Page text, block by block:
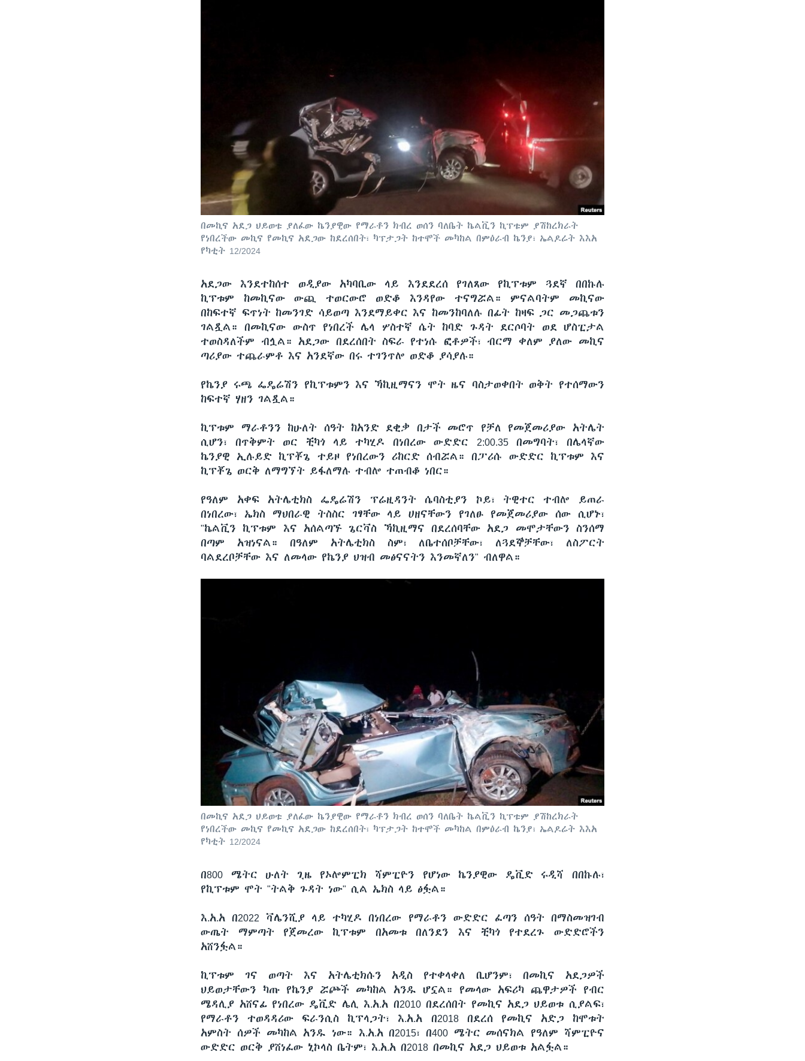
በመኪና አደጋ ህይወቱ ያለፈው ኬንያዊው የማራቶን ክብረ ወሰን ባለቤት ኬልቪን ኪፕቱም ያሽከረክራት
የነበረችው መኪና የመኪና አደጋው ከደረሰበት፣ ካፕታጋት ከተሞች መካከል በምዕራብ ኬንያ፣ ኤልዶሬት እእአ
የካቲት 12/2024
አደጋው እንደተከሰተ ወዲያው አካባቢው ላይ እንደደረሰ የገለጸው የኪፕቱም ጓደኛ በበኩሉ
ኪፕቱም ከመኪናው ውጪ ተወርውሮ ወድቆ እንዳየው ተናግሯል። ምናልባትም መኪናው
በከፍተኛ ፍጥነት ከመንገድ ሳይወጣ እንደማይቀር እና ከመንከባለሉ በፊት ከዛፍ ጋር መጋጨቱን
ገልጿል። በመኪናው ውስጥ የነበረች ሌላ ሦስተኛ ሴት ከባድ ጉዳት ደርሶባት ወደ ሆስፒታል
ተወስዳለችም ብሏል። አደጋው በደረሰበት ስፍራ የተነሱ ፎቶዎች፣ ብርማ ቀለም ያለው መኪና
ጣሪያው ተጨራምቶ እና አንደኛው በሩ ተገንጥሎ ወድቆ ያሳያሉ።
የኬንያ ሩጫ ፌዴሬሽን የኪፕቱምን እና ኻኪዚማናን ሞት ዜና ባስታወቀበት ወቅት የተሰማውን
ከፍተኛ ሃዘን ገልጿል።
ኪፕቱም ማራቶንን ከሁለት ሰዓት ከአንድ ደቂቃ በታች መሮጥ የቻለ የመጀመሪያው አትሌት
ሲሆን፣ በጥቅምት ወር ቺካጎ ላይ ተካሂዶ በነበረው ውድድር 2:00.35 በመግባት፣ በሌላኛው
ኬንያዊ ኢሉይድ ኪፕቾጌ ተይዞ የነበረውን ሪከርድ ሰብሯል። በፓሪሱ ውድድር ኪፕቱም እና
ኪፕቾጌ ወርቅ ለማግኘት ይፋለማሉ ተብሎ ተጠብቆ ነበር።
የዓለም አቀፍ አትሌቲክስ ፌዴሬሽን ፕሬዚዳንት ሴባስቲያን ኮይ፣ ትዊተር ተብሎ ይጠራ
በነበረው፣ ኤክስ ማህበራዊ ትስስር ገፃቸው ላይ ሀዘናቸውን የገለፁ የመጀመሪያው ሰው ሲሆኑ፣
"ኬልቪን ኪፕቱም እና አሰልጣኙ ጌርቫስ ኻኪዚማና በደረሰባቸው አደጋ መሞታቸውን ስንሰማ
በጣም አዝነናል። በዓለም አትሌቲክስ ስም፣ ለቤተሰቦቻቸው፣ ለጓደኞቻቸው፣ ለስፖርት
ባልደረቦቻቸው እና ለመላው የኬንያ ህዝብ መፅናናትን እንመኛለን" ብለዋል።
በመኪና አደጋ ህይወቱ ያለፈው ኬንያዊው የማራቶን ክብረ ወሰን ባለቤት ኬልቪን ኪፕቱም ያሽከረክራት
የነበረችው መኪና የመኪና አደጋው ከደረሰበት፣ ካፕታጋት ከተሞች መካከል በምዕራብ ኬንያ፣ ኤልዶሬት እእአ
የካቲት 12/2024
በ800 ሜትር ሁለት ጊዜ የኦሎምፒክ ሻምፒዮን የሆነው ኬንያዊው ዴቪድ ሩዲሻ በበኩሉ፣
የኪፕቱም ሞት "ትልቅ ጉዳት ነው" ሲል ኤክስ ላይ ፅፏል።
እ.አ.አ በ2022 ቫሌንሺያ ላይ ተካሂዶ በነበረው የማራቶን ውድድር ፈጣን ሰዓት በማስመዝገብ
ውጤት ማምጣት የጀመረው ኪፕቱም በአመቱ በለንደን እና ቺካጎ የተደረጉ ውድድሮችን
አሸንፏል።
ኪፕቱም ገና ወጣት እና አትሌቲክሱን አዲስ የተቀላቀለ ቢሆንም፣ በመኪና አደጋዎች
ህይወታቸውን ካጡ የኬንያ ሯጮች መካከል አንዱ ሆኗል። የመላው አፍሪካ ጨዋታዎች የብር
ሜዳሊያ አሸናፊ የነበረው ዴቪድ ሌሊ እ.አ.አ በ2010 በደረሰበት የመኪና አደጋ ህይወቱ ሲያልፍ፣
የማራቶን ተወዳዳሪው ፍራንሲስ ኪፕላጋት፣ እ.አ.አ በ2018 በደረሰ የመኪና አድጋ ከሞቱት
አምስት ሰዎች መካከል አንዱ ነው። እ.አ.አ በ2015፣ በ400 ሜትር መሰናክል የዓለም ሻምፒዮና
ውድድር ወርቅ ያሸነፈው ኒኮላስ ቤትም፣ እ.አ.አ በ2018 በመኪና አደጋ ህይወቱ አልፏል።